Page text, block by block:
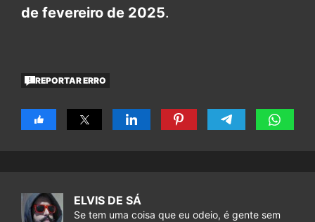
de fevereiro de 2025.
REPORTAR ERRO
ELVIS DE SÁ
Se tem uma coisa que eu odeio, é gente sem